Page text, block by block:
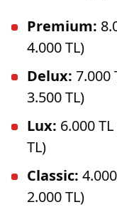
Premium:
4.000 TL)
Delux: 7.000
3.500 TL)
Lux: 6.000
TL)
Classic:
2.000 TL)